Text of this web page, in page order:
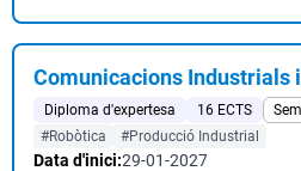
Comunicacions Industrials
Diploma d'expertesa 16 ECTS
#Robòtica
#Producció Industrial
Data d'inici:29-01-2027